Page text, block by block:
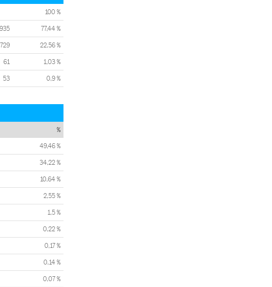
100 %
77,44 %
22,56 %
61 1,03 %
53 0,9 %
%
49,46 %
34,22 %
10,64 %
2,55 %
1,5 %
0,22 %
0,17 %
0,14 %
0,07 %